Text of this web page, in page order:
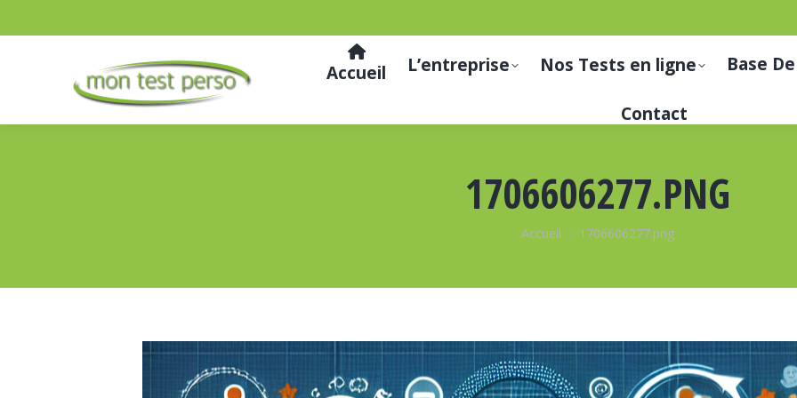
Accueil L’entreprise Nos Tests en ligne Base
Contact
1706606277.PNG
Vous êtes ici :
Accueil 1706606277.png